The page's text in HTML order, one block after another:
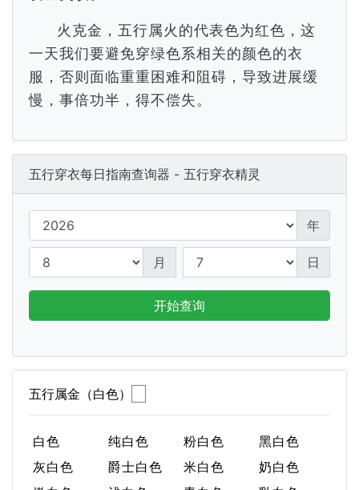
火克金，五行属火的代表色为红色，这
一天我们要避免穿绿色系相关的颜色的衣
服，否则面临重重困难和阻碍，导致进展缓
慢，事倍功半，得不偿失。
五行穿衣每日指南查询器 - 五行穿衣精灵
年
月 日
开始查询
五行属金（白色）
白色 纯白色 粉白色
黑白色
灰白色
爵士白色 米白色
奶白色